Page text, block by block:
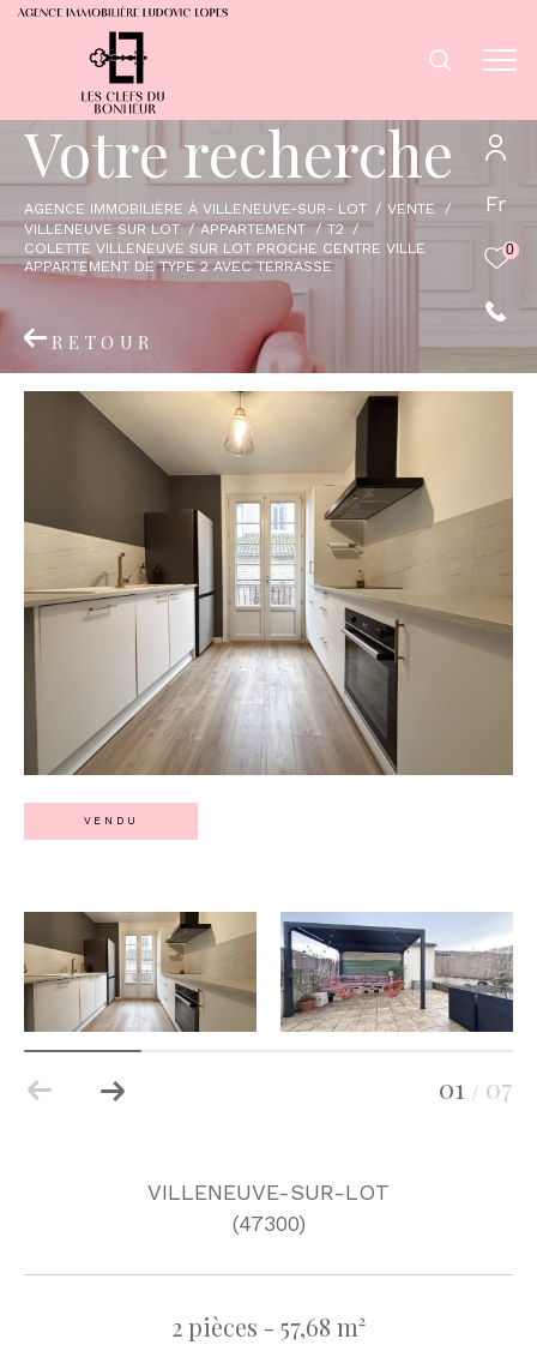
Fr
0
Votre recherche
AGENCE IMMOBILIÈRE À VILLENEUVE-SUR- LOT
VENTE
VILLENEUVE SUR LOT
APPARTEMENT
T2
COLETTE VILLENEUVE SUR LOT PROCHE CENTRE VILLE
APPARTEMENT DE TYPE 2 AVEC TERRASSE
RETOUR
VENDU
01 / 07
VILLENEUVE-SUR-LOT
(47300)
2 pièces - 57,68 m²